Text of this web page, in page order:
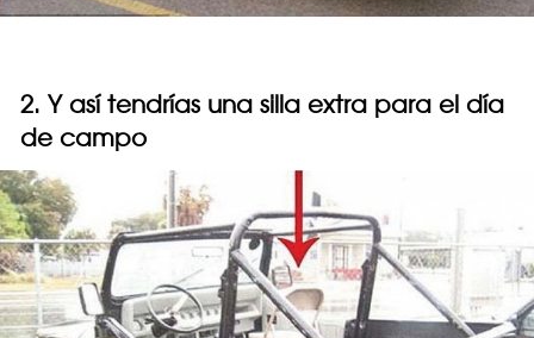
2. Y así tendrías una silla extra para el día
de campo